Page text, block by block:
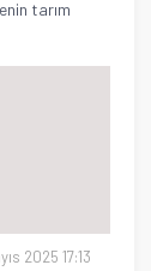
tarım
2025 17:13